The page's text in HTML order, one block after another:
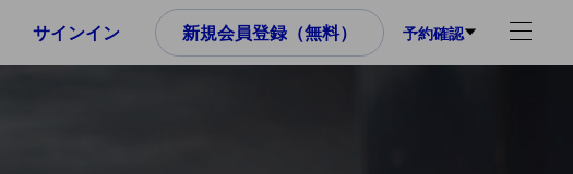
サインイン 新規会員登録（無料） 予約確認